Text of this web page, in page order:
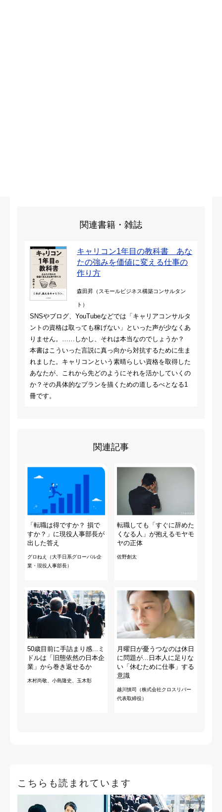
関連書籍・雑誌
キャリコン1年目の教科書 あな
たの強みを価値に変える仕事の
作り方
森田昇（スモールビジネス構築コンサルタン
ト）
SNSやブログ、YouTubeなどでは「キャリアコンサルタ
ントの資格は取っても稼げない」といった声が少なくあ
りません。……しかし、それは本当なのでしょうか？
本書はこういった言説に真っ向から対抗するために生ま
れました。キャリコンという素晴らしい資格を取得した
あなたが、これから先どのようにそれを活かしていくの
か？その具体的なプランを描くための道しるべとなる1
冊です。
関連記事
「転職は得ですか？ 損で
すか？」に現役人事部長が
出した答え
グロねえ（大手日系グローバル企
業・現役人事部長）
転職しても「すぐに辞めた
くなる人」が抱えるモヤモ
ヤの正体
佐野創太
50歳目前に手詰まり感...ミ
ドルは「旧態依然の日本企
業」から巻き返せるか
木村尚敬、小島隆史、玉木彰
月曜日が憂うつなのは休日
に問題が...日本人に足りな
い「休むために仕事」する
意識
越川慎司（株式会社クロスリバー
代表取締役）
こちらも読まれています